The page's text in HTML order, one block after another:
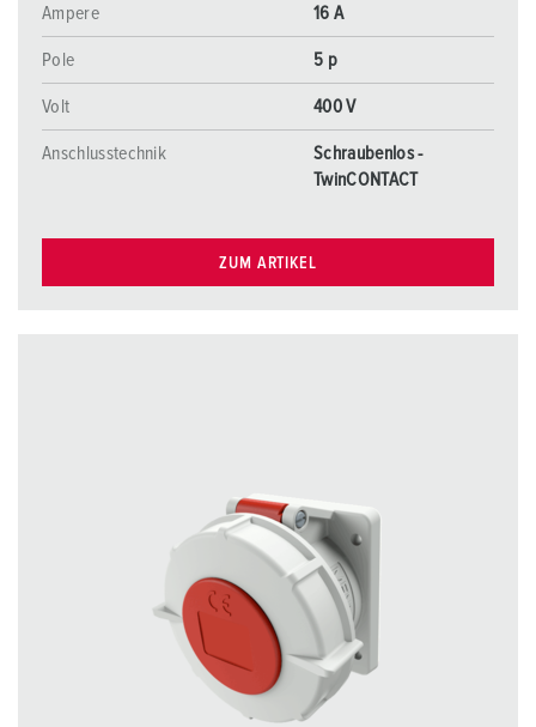
Ampere 16 A
Pole 5 p
Volt 400 V
Anschlusstechnik
Schraubenlos -
TwinCONTACT
ZUM ARTIKEL